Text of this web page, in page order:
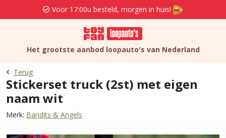
Voor 17:00u besteld, morgen in huis!
Het grootste aanbod loopauto's van Nederland
Terug
Stickerset truck (2st) met eigen
naam wit
Merk: Bandits & Angels